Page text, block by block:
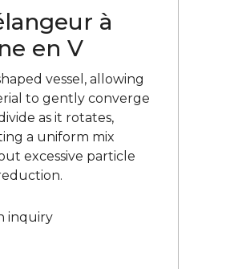
à
en V
vessel, allowing
to gently converge
as it rotates,
a uniform mix
excessive particle